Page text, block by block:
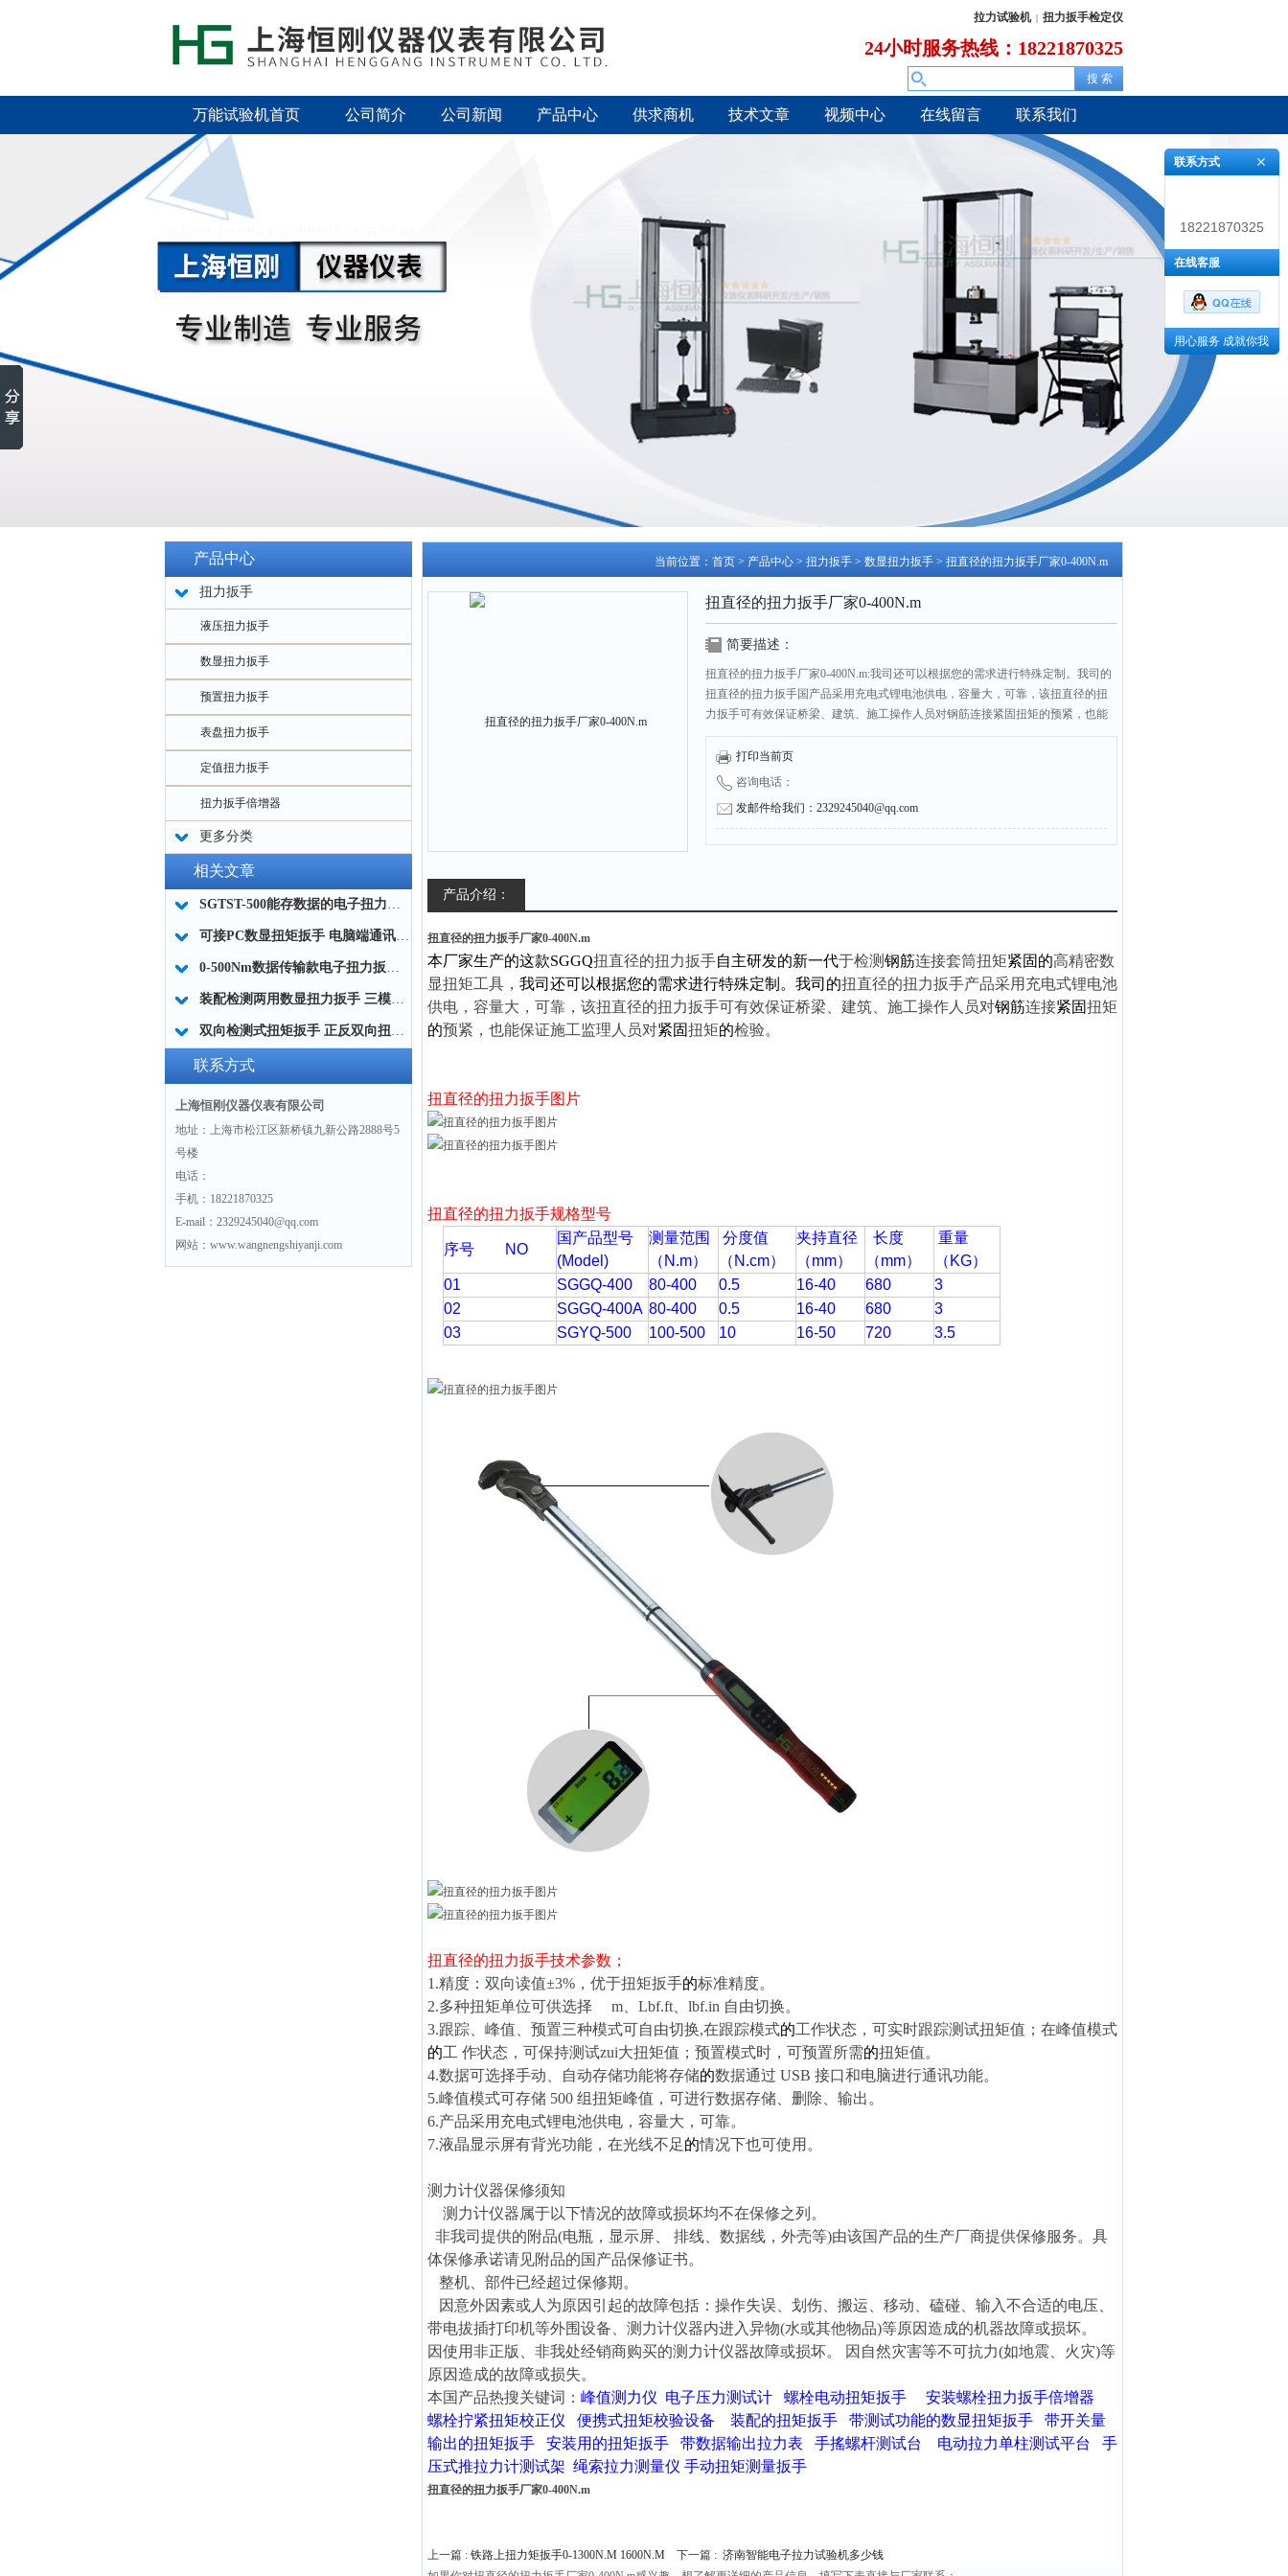
拉力试验机 | 扭力扳手检定仪
24小时服务热线：18221870325
万能试验机首页 公司简介 公司新闻 产品中心 供求商机 技术文章 视频中心 在线留言 联系我们
产品中心
扭力扳手
液压扭力扳手
数显扭力扳手
预置扭力扳手
表盘扭力扳手
定值扭力扳手
扭力扳手倍增器
更多分类
相关文章
SGTST-500能存数据的电子扭力扳手 带工作记录的智能扭力扳手厂家
可接PC数显扭矩扳手 电脑端通讯力矩扳手 数据上传电脑电子扭力扳手厂家
0-500Nm数据传输款电子扭力扳手,信号输出追溯扭矩值的扭矩扳手
装配检测两用数显扭力扳手 三模式切换扭矩扳手 工业紧固测量力矩扳手品牌
双向检测式扭矩扳手 正反双向扭力测试检测扳手 正旋反旋力矩扳手厂家
联系方式
上海恒刚仪器仪表有限公司
地址：上海市松江区新桥镇九新公路2888号5
号楼
电话：
手机：18221870325
E-mail：2329245040@qq.com
网站：www.wangnengshiyanji.com
当前位置： 首页 > 产品中心 > 扭力扳手 > 数显扭力扳手 > 扭直径的扭力扳手厂家0-400N.m
扭直径的扭力扳手厂家0-400N.m
简要描述：
扭直径的扭力扳手厂家0-400N.m:我司还可以根据您的需求进行特殊定制。我司的
扭直径的扭力扳手国产品采用充电式锂电池供电，容量大，可靠，该扭直径的扭
力扳手可有效保证桥梁、建筑、施工操作人员对钢筋连接紧固扭矩的预紧，也能
保证施工监理人员对紧固扭矩的检验。
打印当前页
咨询电话：
发邮件给我们：2329245040@qq.com
产品介绍：
扭直径的扭力扳手厂家0-400N.m
本厂家生产的这款SGGQ扭直径的扭力扳手自主研发的新一代于检测钢筋连接套筒扭矩紧固的高精密数
显扭矩工具， 我司还可以根据您的需求进行特殊定制。我司的扭直径的扭力扳手产品采用充电式锂电池
供电，容量大，可靠 ，该扭直径的扭力扳手可有效保证桥梁、建筑、施工操作人员对钢筋连接紧固扭矩
的预紧，也能保证施工监理人员对紧固扭矩的检验。
扭直径的扭力扳手图片
扭直径的扭力扳手规格型号
序号 NO
国产品型号
(Model)
测量范围
（N.m）
分度值
（N.cm）
夹持直径
（mm）
长度
（mm）
重量
（KG）
01
SGGQ-400 80-400 0.5 16-40 680
3
02
SGGQ-400A 80-400 0.5 16-40 680
3
03
SGYQ-500 100-500 10 16-50 720 3.5
扭直径的扭力扳手技术参数；
1.精度：双向读值±3%，优于扭矩扳手的标准精度。
2.多种扭矩单位可供选择
m、Lbf.ft、lbf.in 自由切换。
3.跟踪、峰值、预置三种模式可自由切换,在跟踪模式的工作状态，可实时跟踪测试扭矩值；在峰值模式
的工 作状态，可保持测试zui大扭矩值；预置模式时，可预置所需的扭矩值。
4.数据可选择手动、自动存储功能将存储的数据通过 USB 接口和电脑进行通讯功能。
5.峰值模式可存储 500 组扭矩峰值，可进行数据存储、删除、输出。
6.产品采用充电式锂电池供电，容量大，可靠。
7.液晶显示屏有背光功能，在光线不足的情况下也可使用。
测力计仪器保修须知
测力计仪器属于以下情况的故障或损坏均不在保修之列。
非我司提供的附品(电瓶，显示屏、 排线、数据线，外壳等)由该国产品的生产厂商提供保修服务。具
体保修承诺请见附品的国产品保修证书。
整机、部件已经超过保修期。
因意外因素或人为原因引起的故障包括：操作失误、划伤、搬运、移动、磕碰、输入不合适的电压、
带电拔插打印机等外围设备、测力计仪器内进入异物(水或其他物品)等原因造成的机器故障或损坏。
因使用非正版、非我处经销商购买的测力计仪器故障或损坏。 因自然灾害等不可抗力(如地震、火灾)等
原因造成的故障或损失。
本国产品热搜关键词： 峰值测力仪 电子压力测试计 螺栓电动扭矩扳手
安装螺栓扭力扳手倍增器
螺栓拧紧扭矩校正仪
便携式扭矩校验设备 装配的扭矩扳手 带测试功能的数显扭矩扳手
带开关量
输出的扭矩扳手
安装用的扭矩扳手 带数据输出拉力表 手搖螺杆测试台 电动拉力单柱测试平台
手
压式推拉力计测试架 绳索拉力测量仪 手动扭矩测量扳手
扭直径的扭力扳手厂家0-400N.m
上一篇 : 铁路上扭力矩扳手0-1300N.M 1600N.M 下一篇 : 济南智能电子拉力试验机多少钱
联系方式
18221870325
在线客服
用心服务 成就你我